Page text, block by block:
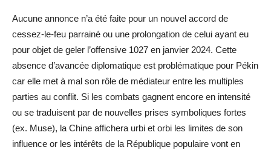
Aucune annonce n’a été faite pour un nouvel accord de
cessez-le-feu parrainé ou une prolongation de celui ayant eu
pour objet de geler l’offensive 1027 en janvier 2024. Cette
absence d’avancée diplomatique est problématique pour Pékin
car elle met à mal son rôle de médiateur entre les multiples
parties au conflit. Si les combats gagnent encore en intensité
ou se traduisent par de nouvelles prises symboliques fortes
(ex. Muse), la Chine affichera urbi et orbi les limites de son
influence or les intérêts de la République populaire vont en